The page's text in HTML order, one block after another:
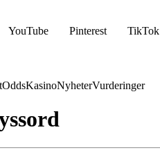
YouTube Pinterest TikTok
OddsKasinoNyheterVurderinger